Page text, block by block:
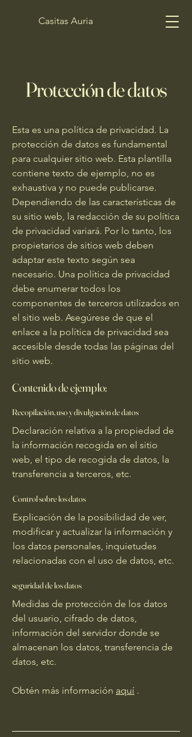
Casitas Auria
Protección de datos
Esta es una política de privacidad. La
protección de datos es fundamental
para cualquier sitio web. Esta plantilla
contiene texto de ejemplo, no es
exhaustiva y no puede publicarse.
Dependiendo de las características de
su sitio web, la redacción de su política
de privacidad variará. Por lo tanto, los
propietarios de sitios web deben
adaptar este texto según sea
necesario. Una política de privacidad
debe enumerar todos los
componentes de terceros utilizados en
el sitio web. Asegúrese de que el
enlace a la política de privacidad sea
accesible desde todas las páginas del
sitio web.
Contenido de ejemplo:
Recopilación, uso y divulgación de datos
Declaración relativa a la propiedad de
la información recogida en el sitio
web, el tipo de recogida de datos, la
transferencia a terceros, etc.
Control sobre los datos
Explicación de la posibilidad de ver,
modificar y actualizar la información y
los datos personales, inquietudes
relacionadas con el uso de datos, etc.
seguridad de los datos
Medidas de protección de los datos
del usuario, cifrado de datos,
información del servidor donde se
almacenan los datos, transferencia de
datos, etc.
Obtén más información aquí .